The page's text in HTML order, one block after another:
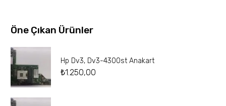
Öne Çıkan Ürünler
Hp Dv3, Dv3-4300st Anakart
₺1.250,00